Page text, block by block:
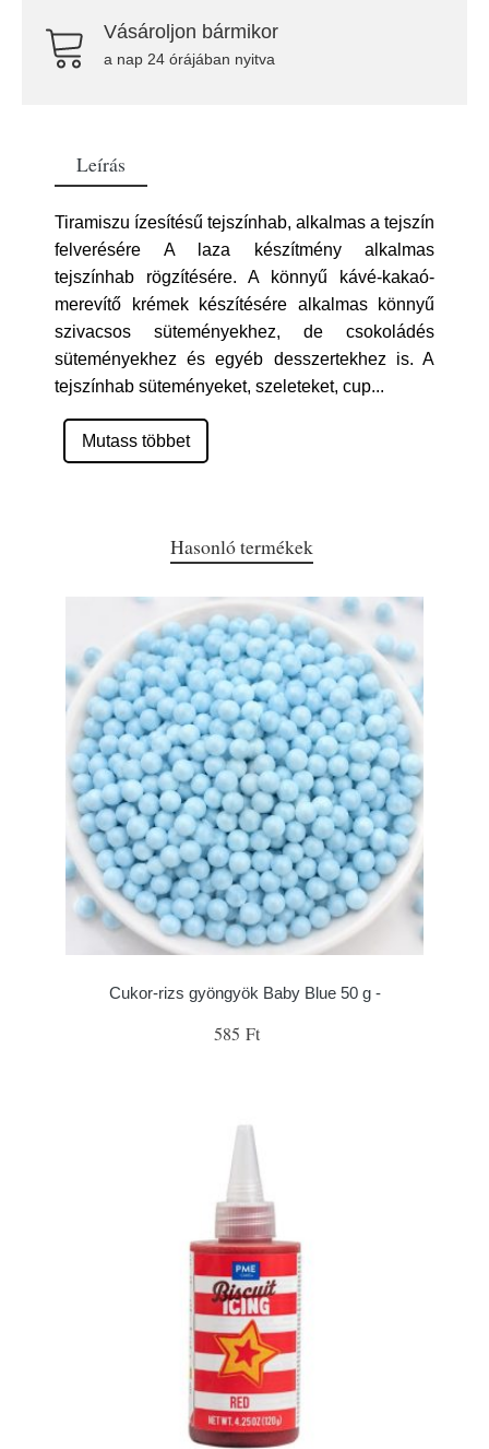
Vásároljon bármikor
a nap 24 órájában nyitva
Leírás
Tiramiszu ízesítésű tejszínhab, alkalmas a tejszín
felverésére A laza készítmény alkalmas
tejszínhab rögzítésére. A könnyű kávé-kakaó-
merevítő krémek készítésére alkalmas könnyű
szivacsos süteményekhez, de csokoládés
süteményekhez és egyéb desszertekhez is. A
tejszínhab süteményeket, szeleteket, cup...
Mutass többet
Hasonló termékek
Cukor-rizs gyöngyök Baby Blue 50 g -
585 Ft